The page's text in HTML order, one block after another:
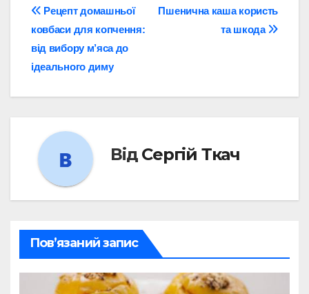
Навігація
записів
Пшенична каша користь
та шкода
Рецепт домашньої
ковбаси для копчення:
від вибору м’яса до
ідеального диму
Від Сергій Ткач
Пов’язаний запис